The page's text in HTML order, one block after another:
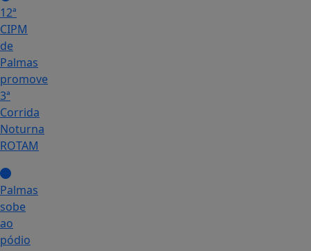
12ª
CIPM
de
Palmas
promove
3ª
Corrida
Noturna
ROTAM
Palmas
sobe
ao
pódio